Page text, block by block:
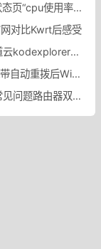
安装luci-app-minidlna后状态页“cpu使用率“显示虚高，排除过程记录。
对比Kwrt后感受
MT7621-openwrt安装可道云kodexplorer轻量化NAS
宽带重拨后IPv6就断网？宽带自动重拨后Win10的IPv6失效
路由器双WAN口设置一些常见问题路由器双WAN口设置踩坑